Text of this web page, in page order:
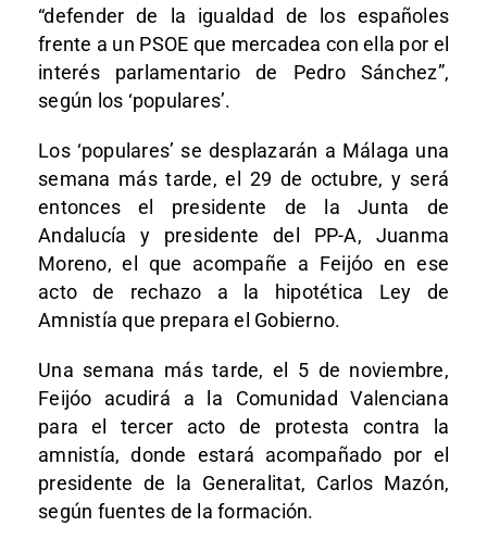
“defender de la igualdad de los españoles
frente a un PSOE que mercadea con ella por el
interés parlamentario de Pedro Sánchez”,
según los ‘populares’.
Los ‘populares’ se desplazarán a Málaga una
semana más tarde, el 29 de octubre, y será
entonces el presidente de la Junta de
Andalucía y presidente del PP-A, Juanma
Moreno, el que acompañe a Feijóo en ese
acto de rechazo a la hipotética Ley de
Amnistía que prepara el Gobierno.
Una semana más tarde, el 5 de noviembre,
Feijóo acudirá a la Comunidad Valenciana
para el tercer acto de protesta contra la
amnistía, donde estará acompañado por el
presidente de la Generalitat, Carlos Mazón,
según fuentes de la formación.